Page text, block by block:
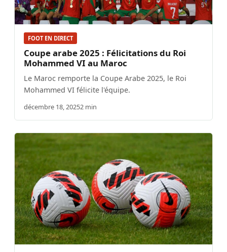
FOOT EN DIRECT
Coupe arabe 2025 : Félicitations du Roi
Mohammed VI au Maroc
Le Maroc remporte la Coupe Arabe 2025, le Roi
Mohammed VI félicite l'équipe.
décembre 18, 20252 min